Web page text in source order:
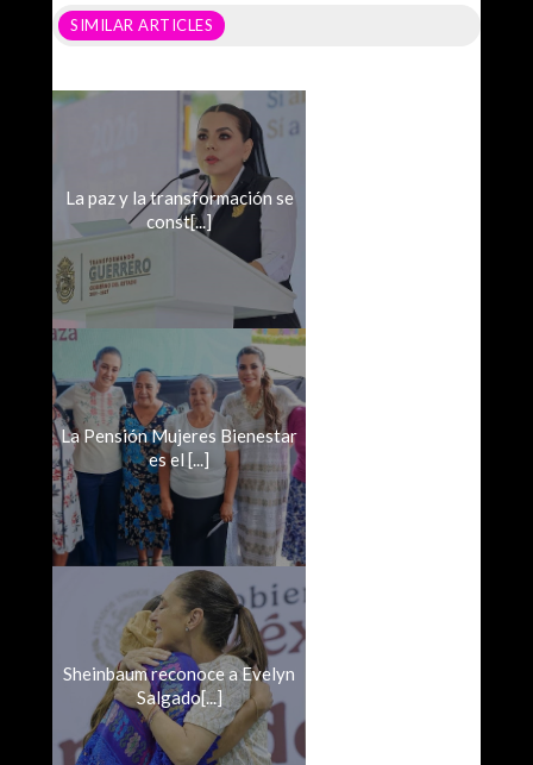
SIMILAR ARTICLES
La paz y la transformación se
const[...]
La Pensión Mujeres Bienestar
es el [...]
Sheinbaum reconoce a Evelyn
Salgado[...]